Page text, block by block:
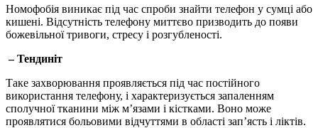
Номофобія виникає під час спроби знайти телефон у сумці або
кишені. Відсутність телефону миттєво призводить до появи
божевільної тривоги, стресу і розгубленості.
– Тендиніт
Таке захворювання проявляється під час постійного
використання телефону, і характеризується запаленням
сполучної тканини між м’язами і кістками. Воно може
проявлятися больовими відчуттями в області зап’ясть і ліктів.